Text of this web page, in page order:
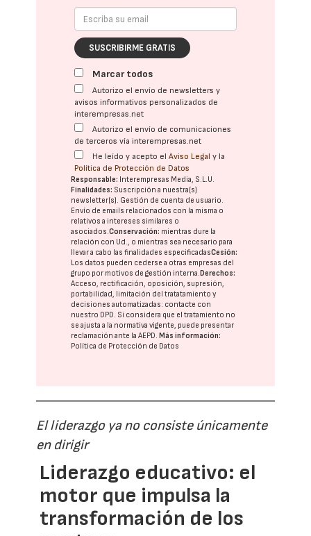
SUSCRIBIRME GRATIS
Marcar todos
Autorizo el envío de newsletters y
avisos informativos personalizados de
interempresas.net
Autorizo el envío de comunicaciones
de terceros vía interempresas.net
He leído y acepto elAviso Legal y la
Política de Protección de Datos
Responsable: Interempresas Media, S.L.U.
Finalidades: Suscripción a nuestra(s)
newsletter(s). Gestión de cuenta de usuario.
Envío de emails relacionados con la misma o
relativos a intereses similares o
asociados.Conservación: mientras dure la
relación con Ud., o mientras sea necesario para
llevar a cabo las finalidades especificadasCesión:
Los datos pueden cederse a otras empresas del
grupo por motivos de gestión interna. Derechos:
Acceso, rectificación, oposición, supresión,
portabilidad, limitación del tratatamiento y
decisiones automatizadas: contacte con
nuestro DPD. Si considera que el tratamiento no
se ajusta a la normativa vigente, puede presentar
reclamación ante laAEPD. Más información:
Política de Protección de Datos
El liderazgo ya no consiste únicamente
en dirigir
Liderazgo educativo: el
motor que impulsa la
transformación de los